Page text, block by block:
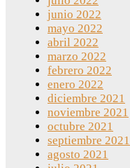
junio 2022
mayo 2022
abril 2022
marzo 2022
febrero 2022
enero 2022
diciembre 2021
noviembre 2021
octubre 2021
septiembre 2021
agosto 2021